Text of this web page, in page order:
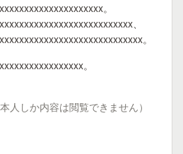
。
、
。
。
人しか内容は閲覧できません）